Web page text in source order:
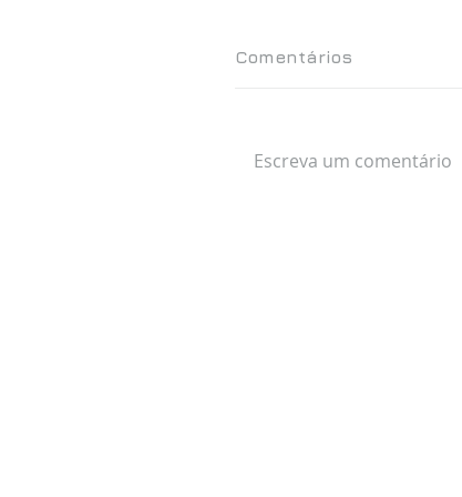
Comentários
Escreva um comentário